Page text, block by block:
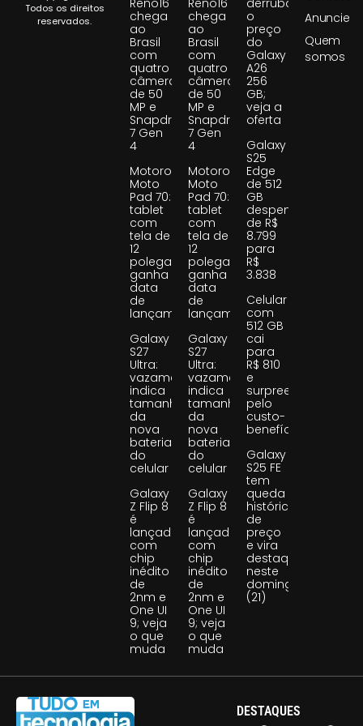
Todos os direitos
reservados.
Reno16
chega
ao
Brasil
com
quatro
câmeras
de 50
MP e
Snapdragon
7 Gen
4
Motorola
Moto
Pad 70:
tablet
com
tela de
12
polegadas
ganha
data
de
lançamento
Galaxy
S27
Ultra:
vazamento
indica
tamanho
da
nova
bateria
do
celular
Galaxy
Z Flip 8
é
lançado
com
chip
inédito
de
2nm e
One UI
9; veja
o que
muda
Reno16
chega
ao
Brasil
com
quatro
câmeras
de 50
MP e
Snapdragon
7 Gen
4
Motorola
Moto
Pad 70:
tablet
com
tela de
12
polegadas
ganha
data
de
lançamento
Galaxy
S27
Ultra:
vazamento
indica
tamanho
da
nova
bateria
do
celular
Galaxy
Z Flip 8
é
lançado
com
chip
inédito
de
2nm e
One UI
9; veja
o que
muda
derruba
o
preço
do
Galaxy
A26
256
GB;
veja a
oferta
Galaxy
S25
Edge
de 512
GB
despenca
de R$
8.799
para
R$
3.838
Celular
com
512 GB
cai
para
R$ 810
e
surpreende
pelo
custo-
benefício
Galaxy
S25 FE
tem
queda
histórica
de
preço
e vira
destaque
neste
domingo
(21)
Anuncie
Quem
somos
DESTAQUES